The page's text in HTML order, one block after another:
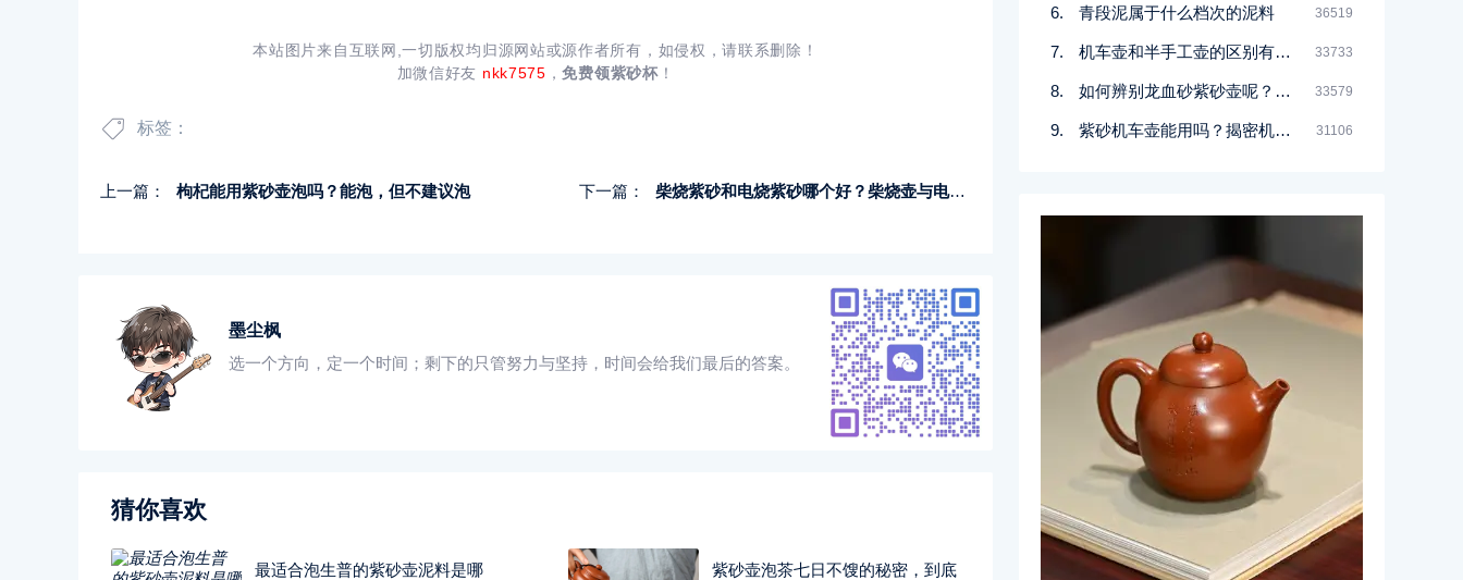
本站图片来自互联网,一切版权均归源网站或源作者所有，如侵权，请联系删除！
加微信好友 nkk7575 ，免费领紫砂杯！
标签：
上一篇： 枸杞能用紫砂壶泡吗？能泡，但不建议泡 下一篇： 柴烧紫砂和电烧紫砂哪个好？柴烧壶与电烧壶的区别
墨尘枫
选一个方向，定一个时间；剩下的只管努力与坚持，时间会给我们最后的答案。
猜你喜欢
最适合泡生普的紫砂壶泥料是哪
紫砂壶泡茶七日不馊的秘密，到底
青段泥属于什么档次的泥料 36519
机车壶和半手工壶的区别有哪些 33733
如何辨别龙血砂紫砂壶呢？记住一点 33579
紫砂机车壶能用吗？揭密机车壶的真实面目 31106